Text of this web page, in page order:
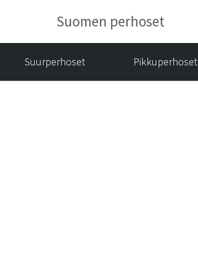
Suomen perhoset
Suurperhoset Pikkuperhoset